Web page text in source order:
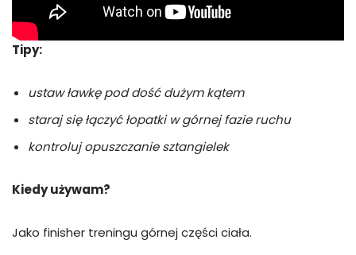
Tipy:
ustaw ławkę pod dość dużym kątem
staraj się łączyć łopatki w górnej fazie ruchu
kontroluj opuszczanie sztangielek
Kiedy używam?
Jako finisher treningu górnej części ciała.